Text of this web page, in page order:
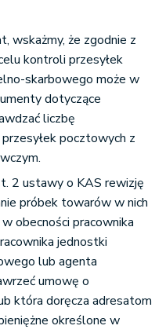
wskażmy, że zgodnie z
kontroli przesyłek
skarbowego może w
dotyczące
liczbę
pocztowych z
2 ustawy o KAS rewizję
próbek towarów w nich
obecności pracownika
jednostki
lub agenta
umowę o
która doręcza adresatom
określone w